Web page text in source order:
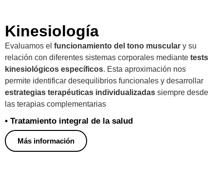
Kinesiología
Evaluamos el funcionamiento del tono muscular y su
relación con diferentes sistemas corporales mediante tests
kinesiológicos específicos. Esta aproximación nos
permite identificar desequilibrios funcionales y desarrollar
estrategias terapéuticas individualizadas siempre desde
las terapias complementarias
• Tratamiento integral de la salud
Más información